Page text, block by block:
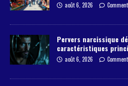
août 6, 2026
Pervers narcissique
caractéristiques
août 6, 2026